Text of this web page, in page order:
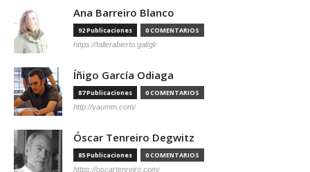
Ana Barreiro Blanco
92 Publicaciones 0 COMENTARIOS
https://tallerabierto.gal/gl/
Íñigo García Odiaga
87 Publicaciones 0 COMENTARIOS
http://vaumm.com/
Óscar Tenreiro Degwitz
85 Publicaciones 0 COMENTARIOS
https://oscartenreiro.com/